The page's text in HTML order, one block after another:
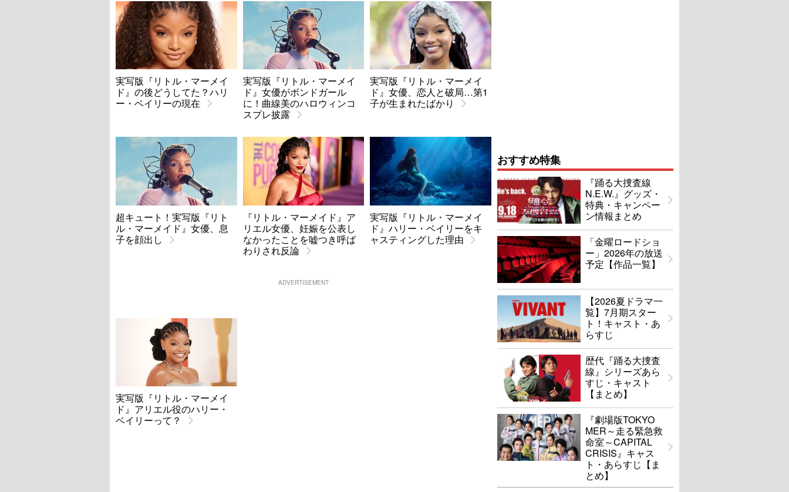
実写版『リトル・マーメイ
ド』の後どうしてた？ハリ
ー・ベイリーの現在
実写版『リトル・マーメイ
ド』女優がボンドガール
に！曲線美のハロウィンコ
スプレ披露
実写版『リトル・マーメイ
ド』女優、恋人と破局…第1
子が生まれたばかり
超キュート！実写版『リト
ル・マーメイド』女優、息
子を顔出し
『リトル・マーメイド』ア
リエル女優、妊娠を公表し
なかったことを嘘つき呼ば
わりされ反論
実写版『リトル・マーメイ
ド』ハリー・ベイリーをキ
ャスティングした理由
ADVERTISEMENT
実写版『リトル・マーメイ
ド』アリエル役のハリー・
ベイリーって？
おすすめ特集
『踊る大捜査線
N.E.W.』グッズ・
特典・キャンペー
ン情報まとめ
「金曜ロードショ
ー」2026年の放送
予定【作品一覧】
【2026夏ドラマ一
覧】7月期スター
ト！キャスト・あ
らすじ
歴代『踊る大捜査
線』シリーズあら
すじ・キャスト
【まとめ】
『劇場版TOKYO
MER～走る緊急救
命室～CAPITAL
CRISIS』キャス
ト・あらすじ【ま
とめ】